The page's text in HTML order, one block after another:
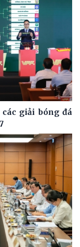
giải bóng đá